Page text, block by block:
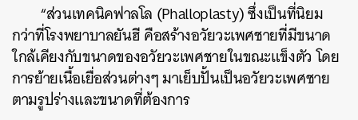
“ส่วนเทคนิคฟาลโล (Phalloplasty) ซึ่งเป็นที่นิยม
กว่าที่โรงพยาบาลยันฮี คือสร้างอวัยวะเพศชายที่มีขนาด
ใกล้เคียงกับขนาดของอวัยวะเพศชายในขณะแข็งตัว โดย
การย้ายเนื้อเยื่อส่วนต่างๆ มาเย็บปั้นเป็นอวัยวะเพศชาย
ตามรูปร่างและขนาดที่ต้องการ